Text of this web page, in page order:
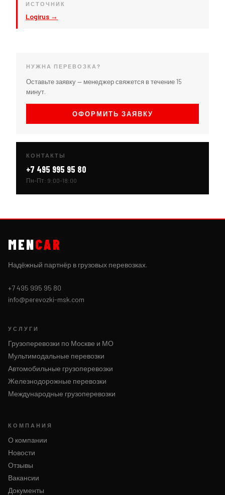
ИСТОЧНИК
Logirus →
НУЖНА ПЕРЕВОЗКА?
Оставьте заявку — менеджер свяжется в течение 15
минут.
ОФОРМИТЬ ЗАЯВКУ
КОНТАКТЫ
+7 495 995 95 80
Пн–Пт: 9:00–18:00
MENCAR
Надёжный партнёр в грузовых перевозках.
+7 495 995 95 80
info@perevozki-msk.com
УСЛУГИ
Грузоперевозки по Москве и МО
Мультимодальные перевозки
Автомобильные грузоперевозки
Железнодорожные перевозки
Международные грузоперевозки
КОМПАНИЯ
О компании
Новости
Отзывы
Вакансии
Документы